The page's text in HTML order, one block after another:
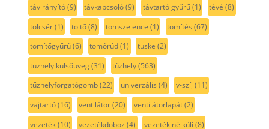
távirányító(9) távkapcsoló(9) távtartó gyűrű(1) tévé (8)
tölcsér(1) töltő(8) tömszelence (1) tömítés (67)
tömítőgyűrű(6) tömőrúd(1) tüske (2)
tüzhely külsőüveg(31) tűzhely(563)
tűzhelyforgatógomb(22) univerzális (4) v-szíj (11)
vajtartó(16) ventilátor(20) ventilátorlapát(2)
vezeték(10) vezetékdoboz (4) vezeték nélküli (8)